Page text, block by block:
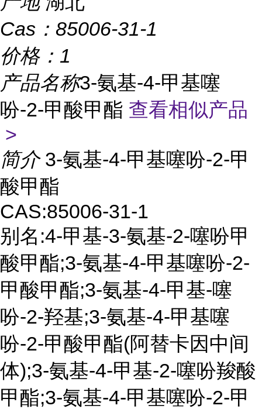
Cas： 85006-31-1
价格： 1
产品名称3-氨基-4-甲基噻
吩-2-甲酸甲酯 查看相似产品
>
简介 3-氨基-4-甲基噻吩-2-甲
酸甲酯
CAS:85006-31-1
别名:4-甲基-3-氨基-2-噻吩甲
酸甲酯;3-氨基-4-甲基噻吩-2-
甲酸甲酯;3-氨基-4-甲基-噻
吩-2-羟基;3-氨基-4-甲基噻
吩-2-甲酸甲酯(阿替卡因中间
体);3-氨基-4-甲基-2-噻吩羧酸
甲酯;3-氨基-4-甲基噻吩-2-甲